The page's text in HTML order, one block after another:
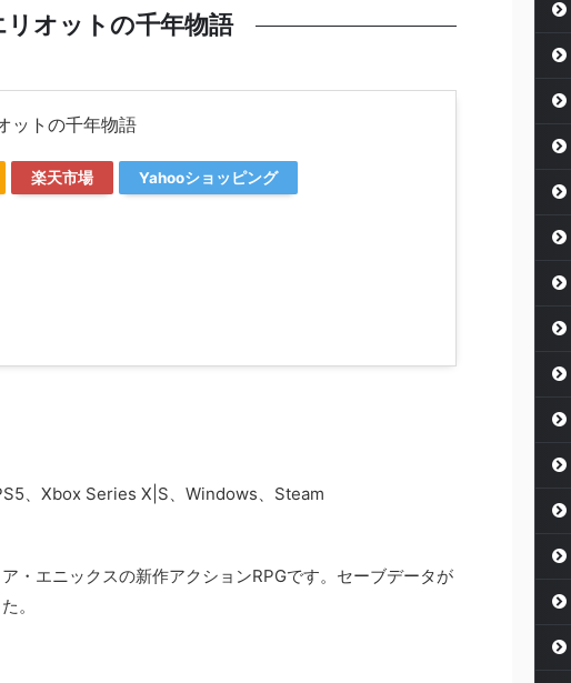
リオットの千年物語
ットの千年物語
楽天市場 Yahooショッピング
、Xbox Series X|S、Windows、Steam
・エニックスの新作アクションRPGです。セーブデータが
。